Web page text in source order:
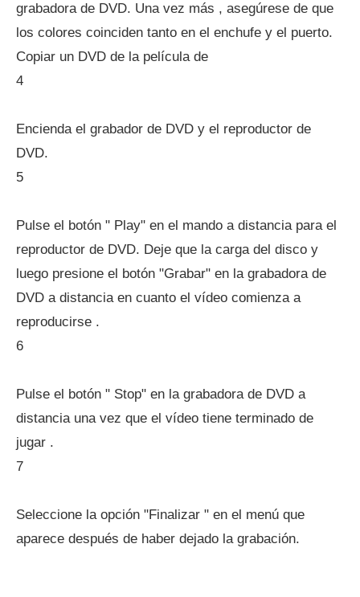
grabadora de DVD. Una vez más , asegúrese de que
los colores coinciden tanto en el enchufe y el puerto.
Copiar un DVD de la película de
4
Encienda el grabador de DVD y el reproductor de
DVD.
5
Pulse el botón " Play" en el mando a distancia para el
reproductor de DVD. Deje que la carga del disco y
luego presione el botón "Grabar" en la grabadora de
DVD a distancia en cuanto el vídeo comienza a
reproducirse .
6
Pulse el botón " Stop" en la grabadora de DVD a
distancia una vez que el vídeo tiene terminado de
jugar .
7
Seleccione la opción "Finalizar " en el menú que
aparece después de haber dejado la grabación.